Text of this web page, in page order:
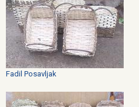
Fadil Posavljak